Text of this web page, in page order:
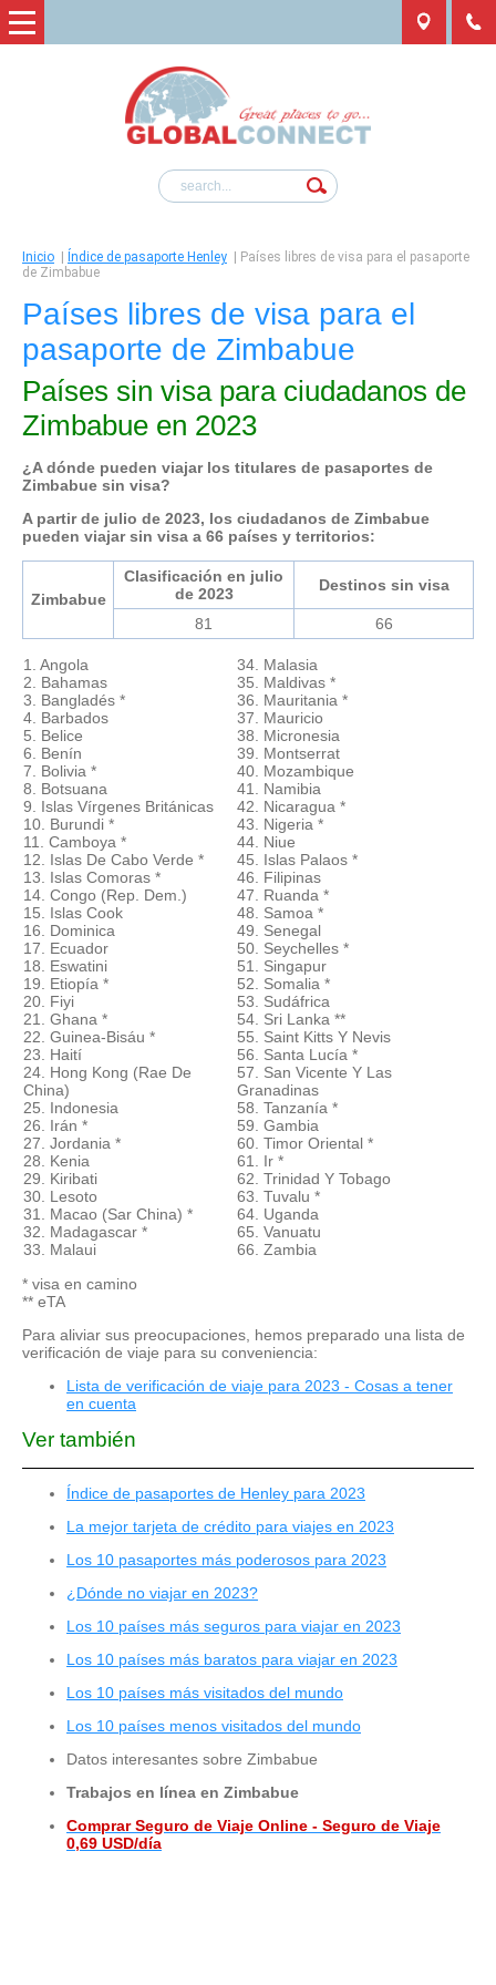
Inicio Índice de pasaporte Henley
Países libres de visa para el pasaporte
de Zimbabue
Países libres de visa para el
pasaporte de Zimbabue
Países sin visa para ciudadanos de
Zimbabue en 2023
¿A dónde pueden viajar los titulares de pasaportes de
Zimbabue sin visa?
A partir de julio de 2023, los ciudadanos de Zimbabue
pueden viajar sin visa a 66 países y territorios:
Zimbabue
Clasificación en julio
de 2023
Destinos sin visa
81 66
1. Angola
2. Bahamas
3. Bangladés *
4. Barbados
5. Belice
6. Benín
7. Bolivia *
8. Botsuana
9. Islas Vírgenes Británicas
10. Burundi *
11. Camboya *
12. Islas De Cabo Verde *
13. Islas Comoras *
14. Congo (Rep. Dem.)
15. Islas Cook
16. Dominica
17. Ecuador
18. Eswatini
19. Etiopía *
20. Fiyi
21. Ghana *
22. Guinea-Bisáu *
23. Haití
24. Hong Kong (Rae De
China)
25. Indonesia
26. Irán *
27. Jordania *
28. Kenia
29. Kiribati
30. Lesoto
31. Macao (Sar China) *
32. Madagascar *
33. Malaui
34. Malasia
35. Maldivas *
36. Mauritania *
37. Mauricio
38. Micronesia
39. Montserrat
40. Mozambique
41. Namibia
42. Nicaragua *
43. Nigeria *
44. Niue
45. Islas Palaos *
46. Filipinas
47. Ruanda *
48. Samoa *
49. Senegal
50. Seychelles *
51. Singapur
52. Somalia *
53. Sudáfrica
54. Sri Lanka **
55. Saint Kitts Y Nevis
56. Santa Lucía *
57. San Vicente Y Las
Granadinas
58. Tanzanía *
59. Gambia
60. Timor Oriental *
61. Ir *
62. Trinidad Y Tobago
63. Tuvalu *
64. Uganda
65. Vanuatu
66. Zambia
* visa en camino
** eTA
Para aliviar sus preocupaciones, hemos preparado una lista de
verificación de viaje para su conveniencia:
Lista de verificación de viaje para 2023 - Cosas a tener
en cuenta
Ver también
Índice de pasaportes de Henley para 2023
La mejor tarjeta de crédito para viajes en 2023
Los 10 pasaportes más poderosos para 2023
¿Dónde no viajar en 2023?
Los 10 países más seguros para viajar en 2023
Los 10 países más baratos para viajar en 2023
Los 10 países más visitados del mundo
Los 10 países menos visitados del mundo
Datos interesantes sobre Zimbabue
Trabajos en línea en Zimbabue
Comprar Seguro de Viaje Online - Seguro de Viaje
0,69 USD/día